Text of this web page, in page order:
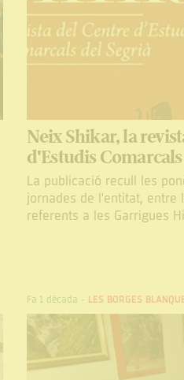
Neix Shikar, la
d'Estudis
La publicació recull les
jornades de l'entitat, entre
referents a les Garrigues
Fa 1 dècada - LES BORGES